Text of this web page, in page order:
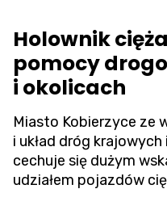
Holownik
pomocy
i okolicach
Miasto Kobierzyce ze
i układ dróg
cechuje się dużym
udziałem pojazdów